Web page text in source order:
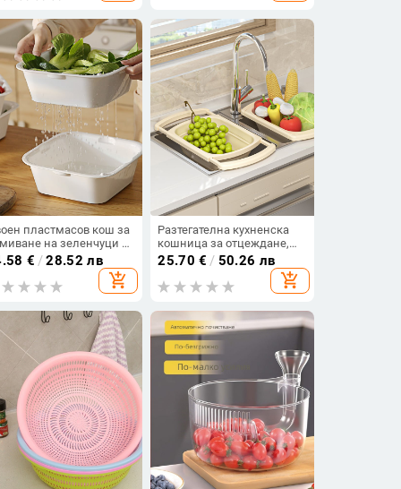
пластмасов кош за
на зеленчуци и
с дренажна
кухненски
€ /28.52 лв
add_shopping_cart
Разтегателна кухненска
кошница за отцеждане,
голяма вместимост,
сгъваема кошница за
миене на зеленчуци и
25.70 € / 50.26 лв
add_shopping_cart